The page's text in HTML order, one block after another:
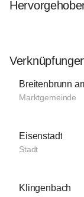
Breitenbrunn
Marktgemeinde
Eisenstadt
Stadt
Klingenbach